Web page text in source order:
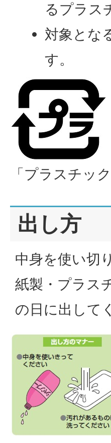
るプラス
対象とな
す。
「プラスチッ
出し方
中身を使い切
紙製・プラス
の日に出して